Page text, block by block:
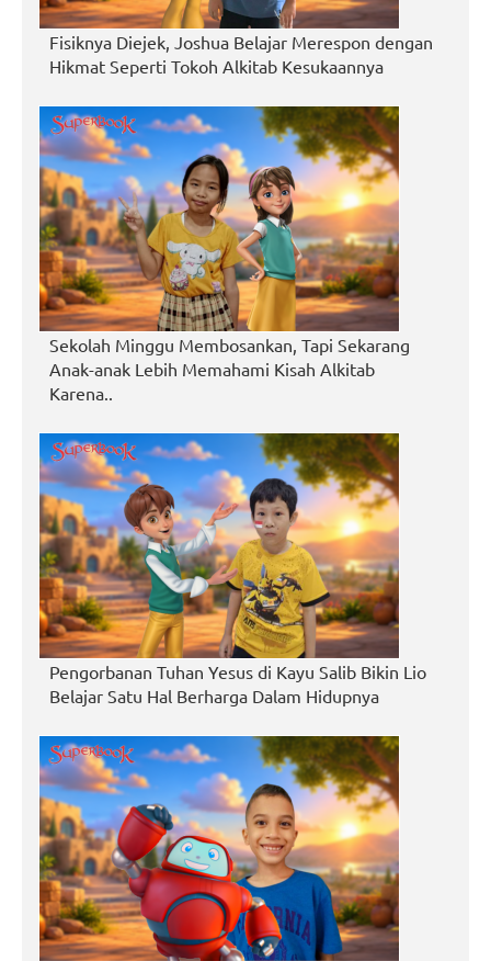
Fisiknya Diejek, Joshua Belajar Merespon dengan
Hikmat Seperti Tokoh Alkitab Kesukaannya
Sekolah Minggu Membosankan, Tapi Sekarang
Anak-anak Lebih Memahami Kisah Alkitab
Karena..
Pengorbanan Tuhan Yesus di Kayu Salib Bikin Lio
Belajar Satu Hal Berharga Dalam Hidupnya